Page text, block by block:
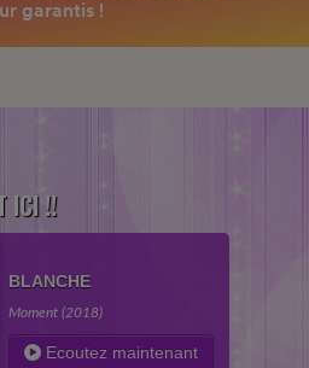
ICI !!
BLANCHE
Moment (2018)
Ecoutez maintenant